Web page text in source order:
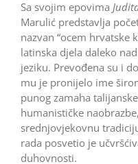
Sa svojim epovima
Marulić predstavlja
nazvan “ocem hrvatske
latinska djela daleko
jeziku. Prevođena su i
mu je pronijelo ime
punog zamaha
humanističke
srednjovjekovnu
rada posvetio je
duhovnosti.